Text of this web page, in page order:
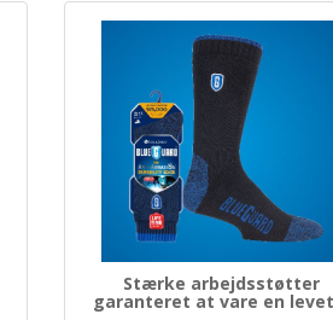
Stærke arbejdsstøtter
garanteret at vare en